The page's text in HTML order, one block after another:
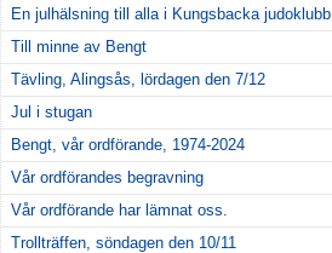
En julhälsning till alla i Kungsbacka judoklubb
Till minne av Bengt
Tävling, Alingsås, lördagen den 7/12
Jul i stugan
Bengt, vår ordförande, 1974-2024
Vår ordförandes begravning
Vår ordförande har lämnat oss.
Trollträffen, söndagen den 10/11